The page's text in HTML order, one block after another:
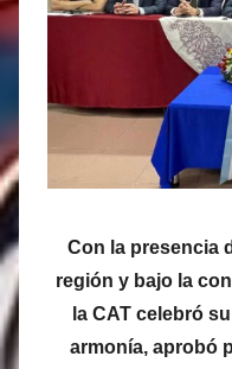
Con la presencia
región y bajo la
la CAT celebró
armonía, aprobó